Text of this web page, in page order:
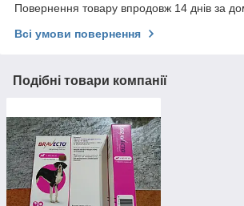
Повернення товару впродовж 14 днів за
Всі умови повернення
Подібні товари компанії